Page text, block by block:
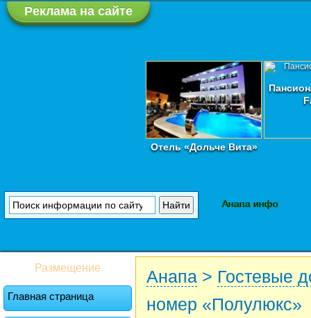
Реклама на сайте
Отель «Дольче Вита»
Анапа инфо
Размещение
Главная страница
Анапа > Гостевые
номер «Полулюкс»